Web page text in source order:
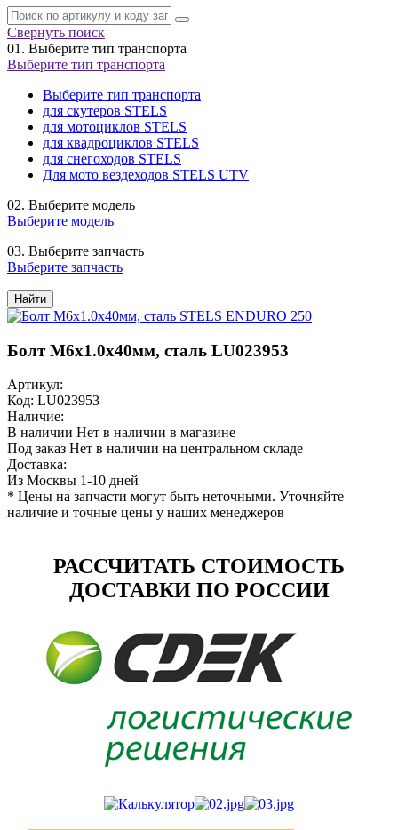
Свернуть поиск
01. Выберите тип транспорта
Выберите тип транспорта
Выберите тип транспорта
для скутеров STELS
для мотоциклов STELS
для квадроциклов STELS
для снегоходов STELS
Для мото вездеходов STELS UTV
02. Выберите модель
Выберите модель
03. Выберите запчасть
Выберите запчасть
Найти
Болт M6x1.0x40мм, сталь LU023953
Артикул:
Код: LU023953
Наличие:
В наличии Нет в наличии в магазине
Под заказ Нет в наличии на центральном складе
Доставка:
Из Москвы 1-10 дней
* Цены на запчасти могут быть неточными. Уточняйте
наличие и точные цены у наших менеджеров
РАССЧИТАТЬ СТОИМОСТЬ
ДОСТАВКИ ПО РОССИИ